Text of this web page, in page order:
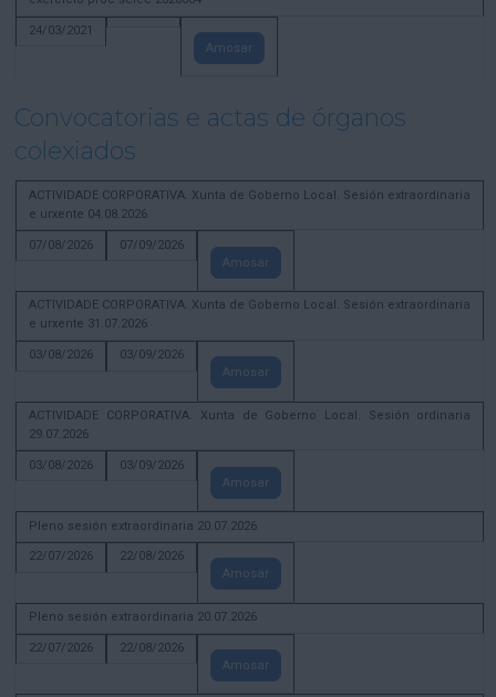
24/03/2021
Amosar
Convocatorias e actas de órganos
colexiados
ACTIVIDADE CORPORATIVA. Xunta de Goberno Local. Sesión extraordinaria
e urxente 04.08.2026
07/08/2026
07/09/2026
Amosar
ACTIVIDADE CORPORATIVA. Xunta de Goberno Local. Sesión extraordinaria
e urxente 31.07.2026
03/08/2026
03/09/2026
Amosar
ACTIVIDADE CORPORATIVA. Xunta de Goberno Local. Sesión ordinaria
29.07.2026
03/08/2026
03/09/2026
Amosar
Pleno sesión extraordinaria 20.07.2026
22/07/2026
22/08/2026
Amosar
Pleno sesión extraordinaria 20.07.2026
22/07/2026
22/08/2026
Amosar